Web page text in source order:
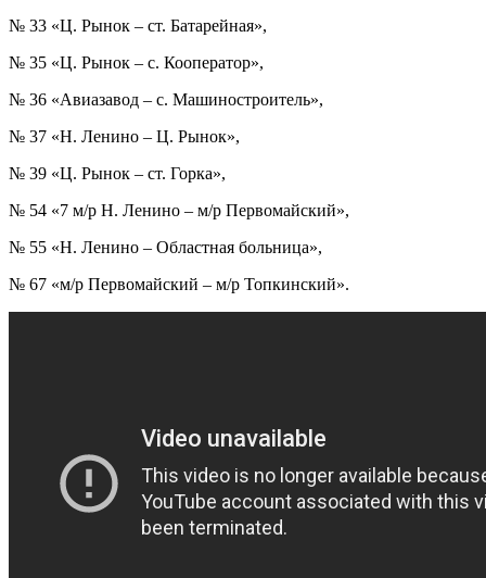
№ 33 «Ц. Рынок – ст. Батарейная»,
№ 35 «Ц. Рынок – с. Кооператор»,
№ 36 «Авиазавод – с. Машиностроитель»,
№ 37 «Н. Ленино – Ц. Рынок»,
№ 39 «Ц. Рынок – ст. Горка»,
№ 54 «7 м/р Н. Ленино – м/р Первомайский»,
№ 55 «Н. Ленино – Областная больница»,
№ 67 «м/р Первомайский – м/р Топкинский».